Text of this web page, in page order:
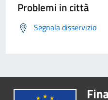
Problemi in città
Segnala disservizio